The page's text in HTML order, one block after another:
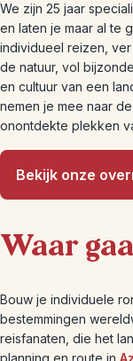
We zijn 25 jaar
en laten je maar al te
individueel reizen,
de natuur, vol
en cultuur van een
nemen je mee naar
onontdekte plekken
Bekijk onze
Waar
Bouw je individuele
bestemmingen
reisfanaten, die het
planning en route in